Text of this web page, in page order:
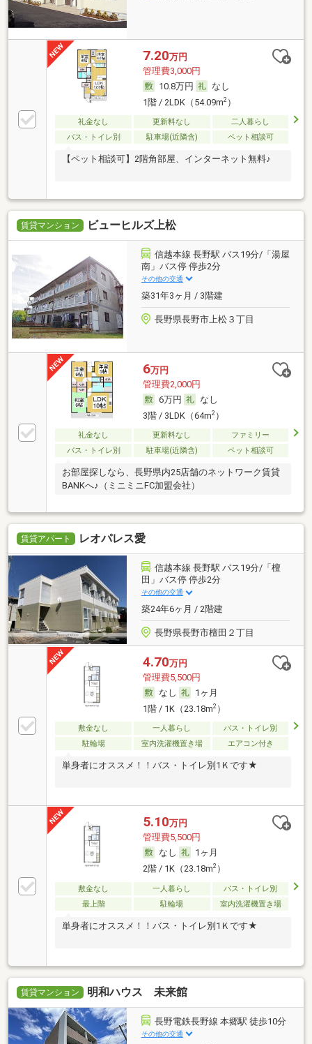
7.20万円
管理費3,000円
10.8万円
なし
1階 / 2LDK（54.09m2）
礼金なし 更新料なし
二人暮らし
バス・トイレ別
駐車場(近隣含) ペット相談可
【ペット相談可】2階角部屋、インターネット無料♪
賃貸マンション ビューヒルズ上松
信越本線 長野駅 バス19分/「湯屋
南」バス停 停歩2分
その他の交通
築31年3ヶ月 / 3階建
長野県長野市上松３丁目
6万円
管理費2,000円
6万円
なし
3階 / 3LDK（64m2）
礼金なし 更新料なし
ファミリー
バス・トイレ別
駐車場(近隣含) ペット相談可
お部屋探しなら、長野県内25店舗のネットワーク賃貸
BANKへ♪（ミニミニFC加盟会社）
賃貸アパート レオパレス愛
信越本線 長野駅 バス19分/「檀
田」バス停 停歩2分
その他の交通
築24年6ヶ月 / 2階建
長野県長野市檀田２丁目
4.70万円
管理費5,500円
なし
1ヶ月
1階 / 1K（23.18m2）
敷金なし 一人暮らし
バス・トイレ別
駐輪場
室内洗濯機置き場 エアコン付き
単身者にオススメ！！バス・トイレ別1Ｋです★
5.10万円
管理費5,500円
なし
1ヶ月
2階 / 1K（23.18m2）
敷金なし 一人暮らし
バス・トイレ別
最上階
駐輪場 室内洗濯機置き場
単身者にオススメ！！バス・トイレ別1Ｋです★
賃貸マンション 明和ハウス 未来館
長野電鉄長野線 本郷駅 徒歩10分
その他の交通